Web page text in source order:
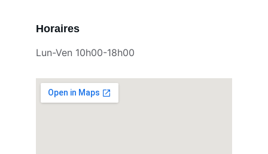
Lun-Ven 10h00-18h00
Horaires